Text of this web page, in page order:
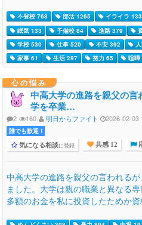
不登校 768 部活 1265 イライラ
眠気 133
予備校 84 進路 379
学校 530
仕事 520 不安 392
家事 61
生活 297 努力 65 喧嘩
心の悩み
中高大学の進路を親父の
学を卒業…
2 160 明日からファイト 2026-02-03
誰でも歓迎 !
気になる相談に登録 共感 12
中高大学の進路を親父の言われる
ました。大学は親の職業と異なる
多額のお金を私に投資したためか